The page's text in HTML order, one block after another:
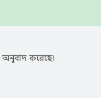
অনুবাদ করেছে।